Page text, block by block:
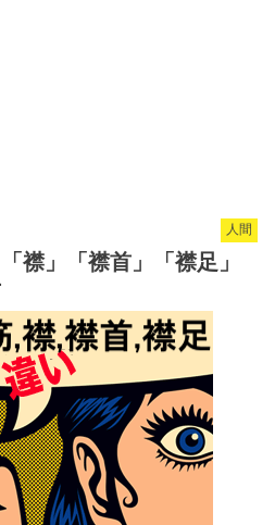
人間
襟」「襟首」「襟足」